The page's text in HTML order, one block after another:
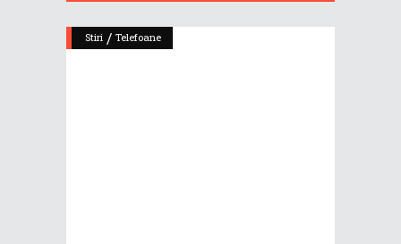
Stiri / Telefoane